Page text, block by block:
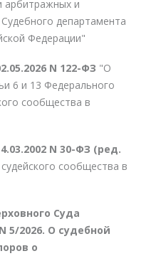
арбитражных и
департамента
Федерации"
N 122-ФЗ "О
6 и 13 Федерального
сообщества в
N 30-ФЗ (ред.
сообщества в
Суда
5/2026. О судебной
о